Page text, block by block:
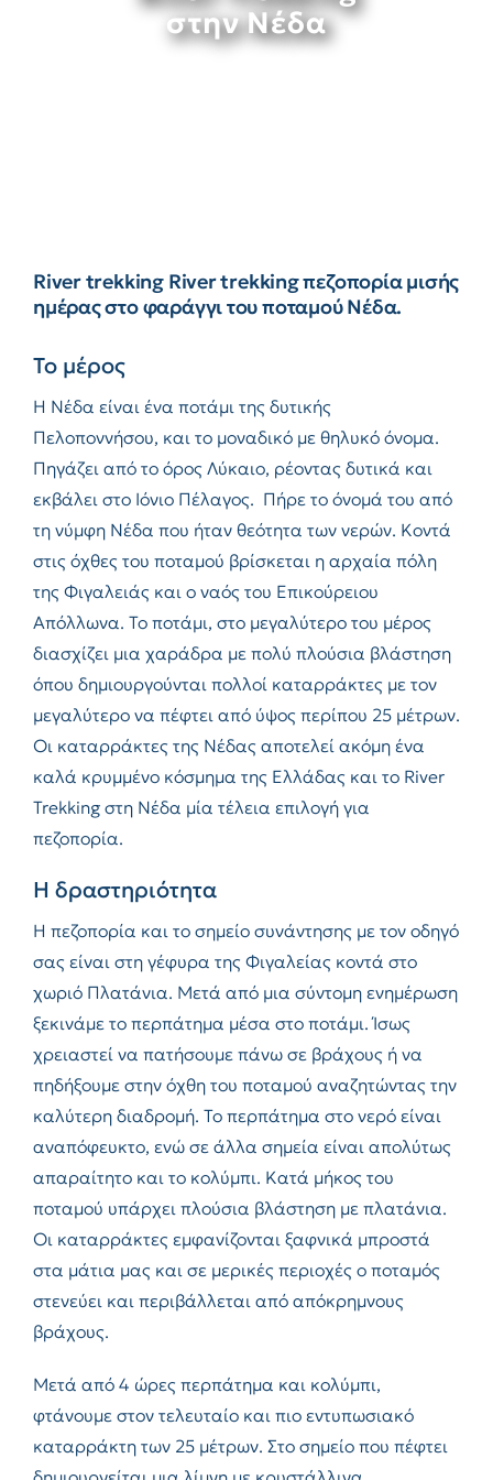
στην Νέδα
River trekking River trekking πεζοπορία μισής
ημέρας στο φαράγγι του ποταμού Νέδα.
Το μέρος
Η Νέδα είναι ένα ποτάμι της δυτικής
Πελοποννήσου, και το μοναδικό με θηλυκό όνομα.
Πηγάζει από το όρος Λύκαιο, ρέοντας δυτικά και
εκβάλει στο Ιόνιο Πέλαγος. Πήρε το όνομά του από
τη νύμφη Νέδα που ήταν θεότητα των νερών. Κοντά
στις όχθες του ποταμού βρίσκεται η αρχαία πόλη
της Φιγαλειάς και ο ναός του Επικούρειου
Απόλλωνα. Το ποτάμι, στο μεγαλύτερο του μέρος
διασχίζει μια χαράδρα με πολύ πλούσια βλάστηση
όπου δημιουργούνται πολλοί καταρράκτες με τον
μεγαλύτερο να πέφτει από ύψος περίπου 25 μέτρων.
Οι καταρράκτες της Νέδας αποτελεί ακόμη ένα
καλά κρυμμένο κόσμημα της Ελλάδας και το River
Trekking στη Νέδα μία τέλεια επιλογή για
πεζοπορία.
Η δραστηριότητα
Η πεζοπορία και το σημείο συνάντησης με τον οδηγό
σας είναι στη γέφυρα της Φιγαλείας κοντά στο
χωριό Πλατάνια. Μετά από μια σύντομη ενημέρωση
ξεκινάμε το περπάτημα μέσα στο ποτάμι. Ίσως
χρειαστεί να πατήσουμε πάνω σε βράχους ή να
πηδήξουμε στην όχθη του ποταμού αναζητώντας την
καλύτερη διαδρομή. Το περπάτημα στο νερό είναι
αναπόφευκτο, ενώ σε άλλα σημεία είναι απολύτως
απαραίτητο και το κολύμπι. Κατά μήκος του
ποταμού υπάρχει πλούσια βλάστηση με πλατάνια.
Οι καταρράκτες εμφανίζονται ξαφνικά μπροστά
στα μάτια μας και σε μερικές περιοχές ο ποταμός
στενεύει και περιβάλλεται από απόκρημνους
βράχους.
Μετά από 4 ώρες περπάτημα και κολύμπι,
φτάνουμε στον τελευταίο και πιο εντυπωσιακό
καταρράκτη των 25 μέτρων. Στο σημείο που πέφτει